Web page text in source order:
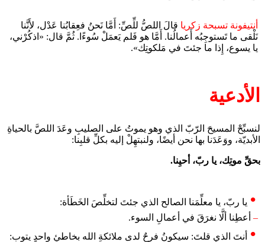
أنتيفونة تسبحة زكريا قالَ اللصُّ للِّصِّ: أَمَّا نَحنُ فعِقابُنا عَدْل، لأَنَّنا
نَلْقى ما تَستوجِبُه أَعمالُنا. أَمَّا هو فَلم يَعمَلْ سُوءًا. ثُمَّ قال: «اذكُرْني،
يا يسوع، إِذا ما جئتَ في مَلكوتِك».
الأدعية
لنسبِّحْ المسيحَ الرّبّ الذي وهو يموتُ على الصليبِ وعَدَ اللصَّ بالحياةِ
الأبديّة، ووَعَدَنا بها نحن أيضًا، ولنبتهِلْ إليه بكلِّ قلبِنا:
بحقِّ موتِك، يا ربّ، أحيِنا.
يا ربّ، يا معلِّمَنا الصالح الذي جئتَ لتخلِّصَ الخَطَأة:
– أعطِنا ألَّا نغرَقَ في أعمالِ السوء.
أنتَ الذي قلتَ: سيكونُ فرحٌ لدى ملائكةِ الله بخاطئٍ واحدٍ يتوب: